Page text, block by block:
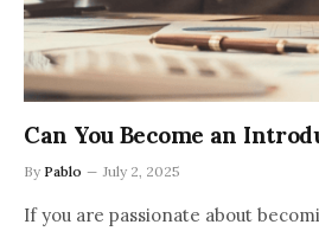
Can You Become an
By Pablo July 2, 2025
If you are passionate about